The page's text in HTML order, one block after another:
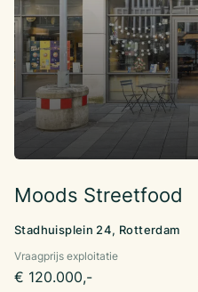
Moods Streetfood
Stadhuisplein 24, Rotterdam
Vraagprijs exploitatie
€ 120.000,-